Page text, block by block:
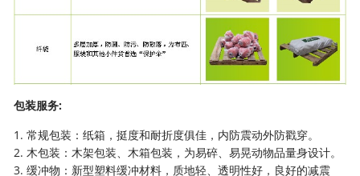
包装服务:
1. 常规包装：纸箱，挺度和耐折度俱佳，内防震动外防戳穿。
2. 木包装：木架包装、木箱包装，为易碎、易晃动物品量身设计。
3. 缓冲物：新型塑料缓冲材料，质地轻、透明性好，良好的减震